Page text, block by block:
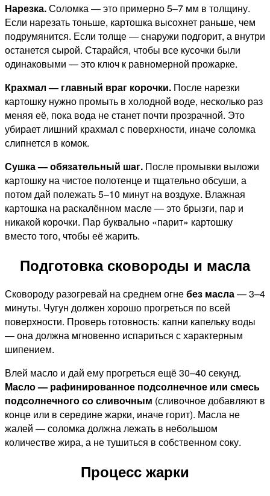
Нарезка.Соломка — это примерно 5–7 мм в толщину.
Если нарезать тоньше, картошка высохнет раньше, чем
подрумянится. Если толще — снаружи подгорит, а внутри
останется сырой. Старайся, чтобы все кусочки были
одинаковыми — это ключ к равномерной прожарке.
Крахмал — главный враг корочки. После нарезки
картошку нужно промыть в холодной воде, несколько раз
меняя её, пока вода не станет почти прозрачной. Это
убирает лишний крахмал с поверхности, иначе соломка
слипнется в комок.
Сушка — обязательный шаг. После промывки выложи
картошку на чистое полотенце и тщательно обсуши, а
потом дай полежать 5–10 минут на воздухе. Влажная
картошка на раскалённом масле — это брызги, пар и
никакой корочки. Пар буквально «парит» картошку
вместо того, чтобы её жарить.
Подготовка сковороды и масла
Сковороду разогревай на среднем огнебез масла— 3–4
минуты. Чугун должен хорошо прогреться по всей
поверхности. Проверь готовность: капни капельку воды
— она должна мгновенно испариться с характерным
шипением.
Влей масло и дай ему прогреться ещё 30–40 секунд.
Масло — рафинированное подсолнечное или смесь
подсолнечного со сливочным (сливочное добавляют в
конце или в середине жарки, иначе горит). Масла не
жалей — соломка должна лежать в небольшом
количестве жира, а не тушиться в собственном соку.
Процесс жарки